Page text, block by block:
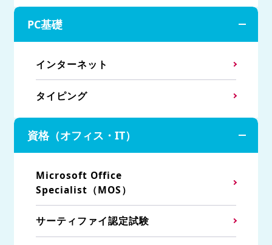
PC基礎
インターネット
タイピング
資格（オフィス・IT）
Microsoft Office
Specialist（MOS）
サーティファイ認定試験